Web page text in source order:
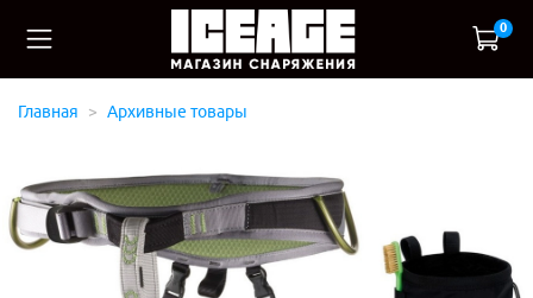
0
Главная Архивные товары